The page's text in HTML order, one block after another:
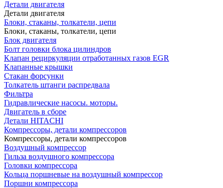
Детали двигателя
Детали двигателя
Блоки, стаканы, толкатели, цепи
Блоки, стаканы, толкатели, цепи
Блок двигателя
Болт головки блока цилиндров
Клапан рециркуляции отработанных газов EGR
Клапанные крышки
Стакан форсунки
Толкатель штанги распредвала
Фильтра
Гидравлические насосы. моторы.
Двигатель в сборе
Детали HITACHI
Компрессоры, детали компрессоров
Компрессоры, детали компрессоров
Воздушный компрессор
Гильза воздушного компрессора
Головки компрессора
Кольца поршневые на воздушный компрессор
Поршни компрессора